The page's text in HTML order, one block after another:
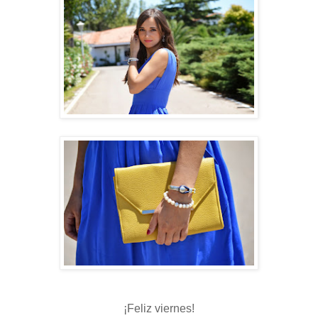
¡Feliz viernes!